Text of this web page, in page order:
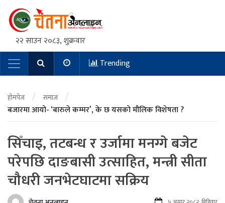
२२ साउन २०८३, शुक्रवार
Main NavigationTrending
होमपेज / समाज /
बजारमा आयो- ‘बारुले कम्मर’, के छ यसको मौलिक विशेषता ?
सिँचाइ, तटबन्ध र उर्जामा मनग्गे बजेट
परेपछि दाङबासी उत्साहित, मन्त्री सीता
चौधरी जनभेटघाटमा सक्रिय